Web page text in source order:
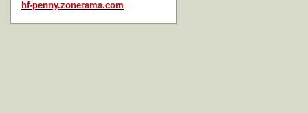
hf-penny.zonerama.com